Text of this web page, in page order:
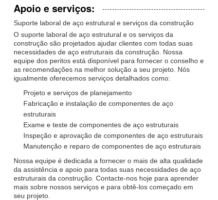
Apoio e serviços:
Suporte laboral de aço estrutural e serviços da construção
O suporte laboral de aço estrutural e os serviços da
construção são projetados ajudar clientes com todas suas
necessidades de aço estruturais da construção. Nossa
equipe dos peritos está disponível para fornecer o conselho e
as recomendações na melhor solução a seu projeto. Nós
igualmente oferecemos serviços detalhados como:
Projeto e serviços de planejamento
Fabricação e instalação de componentes de aço
estruturais
Exame e teste de componentes de aço estruturais
Inspeção e aprovação de componentes de aço estruturais
Manutenção e reparo de componentes de aço estruturais
Nossa equipe é dedicada a fornecer o mais de alta qualidade
da assistência e apoio para todas suas necessidades de aço
estruturais da construção. Contacte-nos hoje para aprender
mais sobre nossos serviços e para obtê-los começado em
seu projeto.